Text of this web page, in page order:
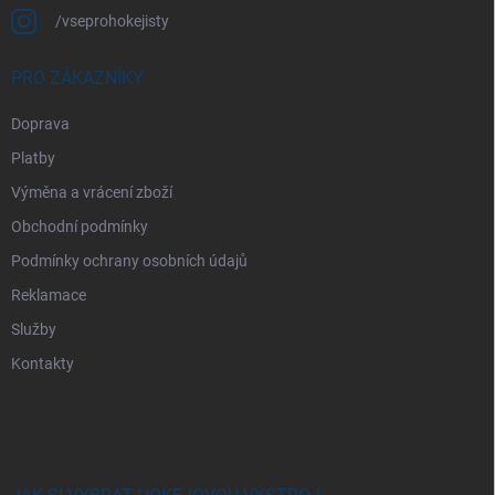
/vseprohokejisty
PRO ZÁKAZNÍKY
Doprava
Platby
Výměna a vrácení zboží
Obchodní podmínky
Podmínky ochrany osobních údajů
Reklamace
Služby
Kontakty